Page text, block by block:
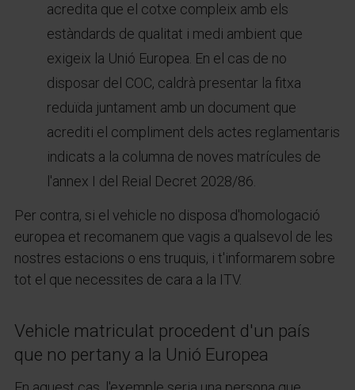
acredita que el cotxe compleix amb els
estàndards de qualitat i medi ambient que
exigeix ​​la Unió Europea. En el cas de no
disposar del COC, caldrà presentar la fitxa
reduïda juntament amb un document que
acrediti el compliment dels actes reglamentaris
indicats a la columna de noves matrícules de
l'annex I del Reial Decret 2028/86.
Per contra, si el vehicle no disposa d'homologació
europea et recomanem que vagis a qualsevol de les
nostres estacions o ens truquis, i t'informarem sobre
tot el que necessites de cara a la ITV.
Vehicle matriculat procedent d'un país
que no pertany a la Unió Europea